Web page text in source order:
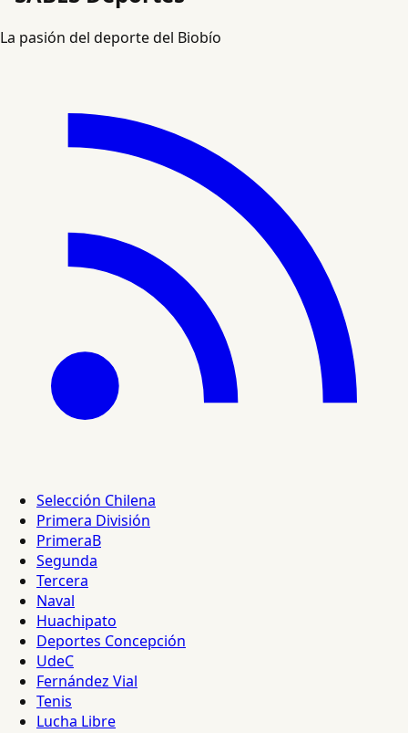
La pasión del deporte del Biobío
Selección Chilena
Primera División
PrimeraB
Segunda
Tercera
Naval
Huachipato
Deportes Concepción
UdeC
Fernández Vial
Tenis
Lucha Libre